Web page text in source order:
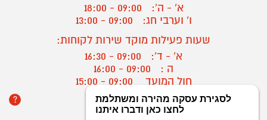
א' - ה':
09:00 - 18:00
ו' וערבי חג:
09:00 - 13:00
שעות פעילות מוקד שירות לקוחות:
א' - ד':
09:00 - 16:30
ה :
09:00 - 16:00
חול המועד
? יצירת קשר/ביטול הזמנה